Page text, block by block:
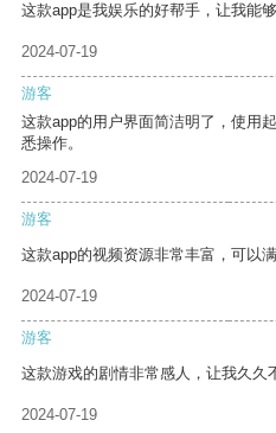
这款app是我娱乐的好帮手，让我能
2024-07-19
游客
这款app的用户界面简洁明了，使用
悉操作。
2024-07-19
游客
这款app的视频资源非常丰富，可以
2024-07-19
游客
这款游戏的剧情非常感人，让我久久
2024-07-19